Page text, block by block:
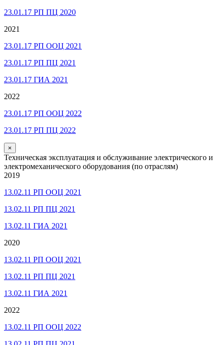
23.01.17 РП ПЦ 2020
2021
23.01.17 РП ООЦ 2021
23.01.17 РП ПЦ 2021
23.01.17 ГИА 2021
2022
23.01.17 РП ООЦ 2022
23.01.17 РП ПЦ 2022
×
Техническая эксплуатация и обслуживание электрического и
электромеханического оборудования (по отраслям)
2019
13.02.11 РП ООЦ 2021
13.02.11 РП ПЦ 2021
13.02.11 ГИА 2021
2020
13.02.11 РП ООЦ 2021
13.02.11 РП ПЦ 2021
13.02.11 ГИА 2021
2022
13.02.11 РП ООЦ 2022